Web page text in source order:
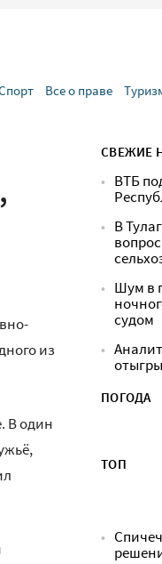
Все о праве
из
В один
СВЕЖИЕ
ВТБ
В
Шум в
судом
ПОГОДА
ТОП